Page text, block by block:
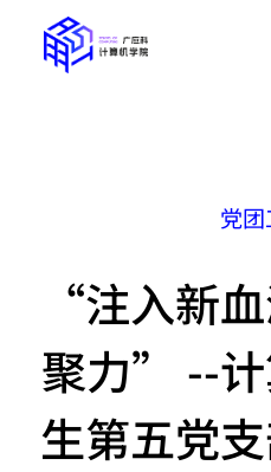
党
“注入新
聚力” --
生第五党